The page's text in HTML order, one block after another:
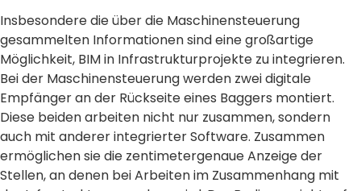
Insbesondere die über die Maschinensteuerung
gesammelten Informationen sind eine großartige
Möglichkeit, BIM in Infrastrukturprojekte zu integrieren.
Bei der Maschinensteuerung werden zwei digitale
Empfänger an der Rückseite eines Baggers montiert.
Diese beiden arbeiten nicht nur zusammen, sondern
auch mit anderer integrierter Software. Zusammen
ermöglichen sie die zentimetergenaue Anzeige der
Stellen, an denen bei Arbeiten im Zusammenhang mit